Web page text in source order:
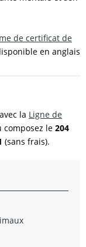
de certificat de
en anglais
la Ligne de
composez le 204
(sans frais).